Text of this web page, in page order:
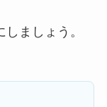
ましょう。